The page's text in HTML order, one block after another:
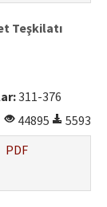
Teşkilatı
311-376
44895
5593
PDF